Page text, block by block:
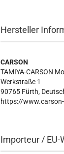
Hersteller
CARSON
TAMIYA-CARSON
Werkstraße 1
90765 Fürth,
https://
Importeur /